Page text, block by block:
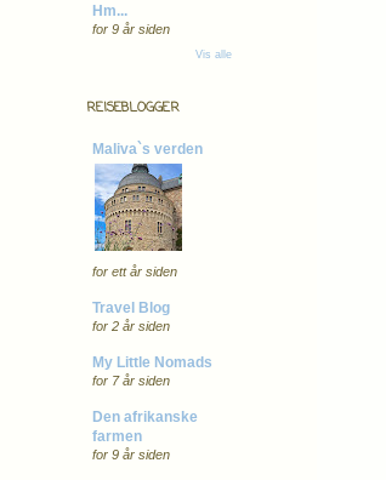
Hm...
for 9 år siden
Vis alle
REISEBLOGGER
Maliva`s verden
for ett år siden
Travel Blog
for 2 år siden
My Little Nomads
for 7 år siden
Den afrikanske
farmen
for 9 år siden